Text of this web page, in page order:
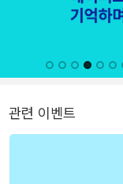
관련 이벤트